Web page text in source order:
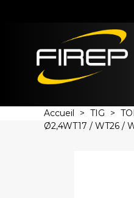
Accueil > TIG >
Ø2,4WT17 / WT26 /